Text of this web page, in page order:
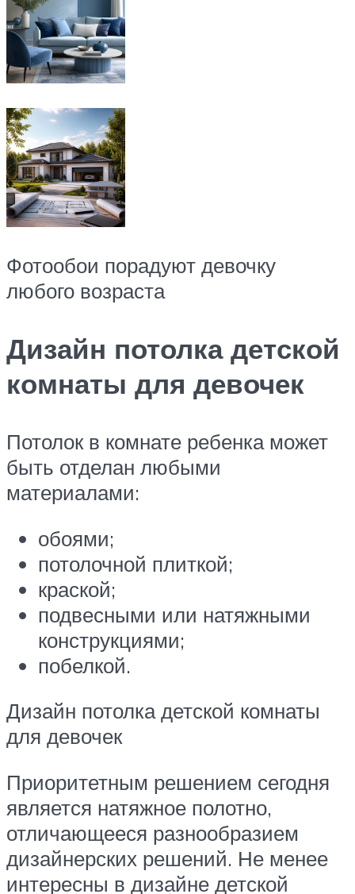
Фотообои порадуют девочку
любого возраста
Дизайн потолка детской
комнаты для девочек
Потолок в комнате ребенка может
быть отделан любыми
материалами:
обоями;
потолочной плиткой;
краской;
подвесными или натяжными
конструкциями;
побелкой.
Дизайн потолка детской комнаты
для девочек
Приоритетным решением сегодня
является натяжное полотно,
отличающееся разнообразием
дизайнерских решений. Не менее
интересны в дизайне детской